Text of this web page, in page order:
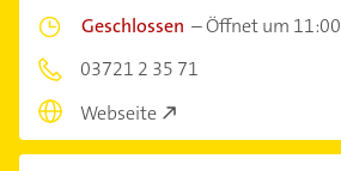
Geschlossen –Öffnet um 11:00
03721 2 35 71
Webseite